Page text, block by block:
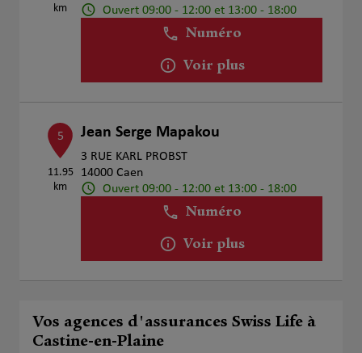
km
Ouvert 09:00 - 12:00 et 13:00 - 18:00
Numéro
Voir plus
5
11.95
km
Jean Serge Mapakou
3 RUE KARL PROBST
14000 Caen
Ouvert 09:00 - 12:00 et 13:00 - 18:00
Numéro
Voir plus
Vos agences d'assurances Swiss Life à
Castine-en-Plaine